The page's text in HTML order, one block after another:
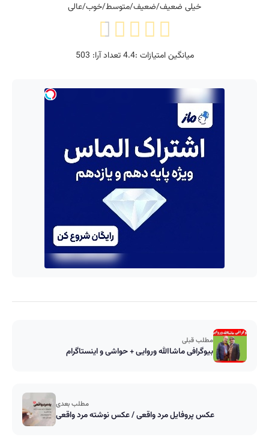
خیلی ضعیف/ضعیف/متوسط/خوب/عالی
میانگین امتیازات :4.4تعداد آرا: 503
مطلب قبلی
بیوگرافی ماشاالله وروایی + حواشی و اینستاگرام
مطلب بعدی
عکس پروفایل مرد واقعی / عکس نوشته مرد واقعی